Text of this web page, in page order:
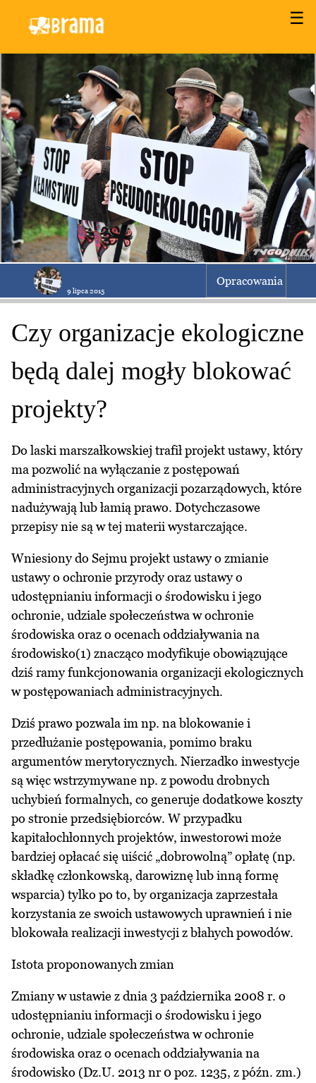
☰
9 lipca 2015
Opracowania
Czy organizacje ekologiczne
będą dalej mogły blokować
projekty?
Do laski marszałkowskiej trafił projekt ustawy, który
ma pozwolić na wyłączanie z postępowań
administracyjnych organizacji pozarządowych, które
nadużywają lub łamią prawo. Dotychczasowe
przepisy nie są w tej materii wystarczające.
Wniesiony do Sejmu projekt ustawy o zmianie
ustawy o ochronie przyrody oraz ustawy o
udostępnianiu informacji o środowisku i jego
ochronie, udziale społeczeństwa w ochronie
środowiska oraz o ocenach oddziaływania na
środowisko(1) znacząco modyfikuje obowiązujące
dziś ramy funkcjonowania organizacji ekologicznych
w postępowaniach administracyjnych.
Dziś prawo pozwala im np. na blokowanie i
przedłużanie postępowania, pomimo braku
argumentów merytorycznych. Nierzadko inwestycje
są więc wstrzymywane np. z powodu drobnych
uchybień formalnych, co generuje dodatkowe koszty
po stronie przedsiębiorców. W przypadku
kapitałochłonnych projektów, inwestorowi może
bardziej opłacać się uiścić „dobrowolną” opłatę (np.
składkę członkowską, darowiznę lub inną formę
wsparcia) tylko po to, by organizacja zaprzestała
korzystania ze swoich ustawowych uprawnień i nie
blokowała realizacji inwestycji z błahych powodów.
Istota proponowanych zmian
Zmiany w ustawie z dnia 3 października 2008 r. o
udostępnianiu informacji o środowisku i jego
ochronie, udziale społeczeństwa w ochronie
środowiska oraz o ocenach oddziaływania na
środowisko (Dz.U. 2013 nr 0 poz. 1235, z późn. zm.)